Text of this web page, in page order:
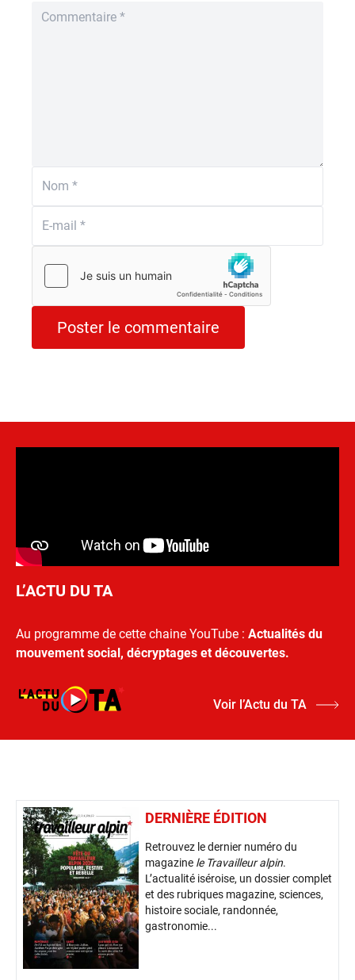
L’ACTU DU TA
Au programme de cette chaine YouTube : Actualités du
mouvement social, décryptages et découvertes.
Voir l’Actu du TA
DERNIÈRE ÉDITION
Retrouvez le dernier numéro du
magazine le Travailleur alpin.
L’actualité iséroise, un dossier complet
et des rubriques magazine, sciences,
histoire sociale, randonnée,
gastronomie...